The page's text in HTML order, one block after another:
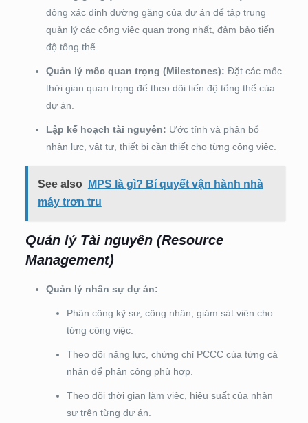
động xác định đường găng của dự án để tập trung
quản lý các công việc quan trọng nhất, đảm bảo tiến
độ tổng thể.
Quản lý mốc quan trọng (Milestones): Đặt các mốc
thời gian quan trọng để theo dõi tiến độ tổng thể của
dự án.
Lập kế hoạch tài nguyên: Ước tính và phân bổ
nhân lực, vật tư, thiết bị cần thiết cho từng công việc.
See also
MPS là gì? Bí quyết vận hành nhà
máy trơn tru
Quản lý Tài nguyên (Resource
Management)
Quản lý nhân sự dự án:
Phân công kỹ sư, công nhân, giám sát viên cho
từng công việc.
Theo dõi năng lực, chứng chỉ PCCC của từng cá
nhân để phân công phù hợp.
Theo dõi thời gian làm việc, hiệu suất của nhân
sự trên từng dự án.